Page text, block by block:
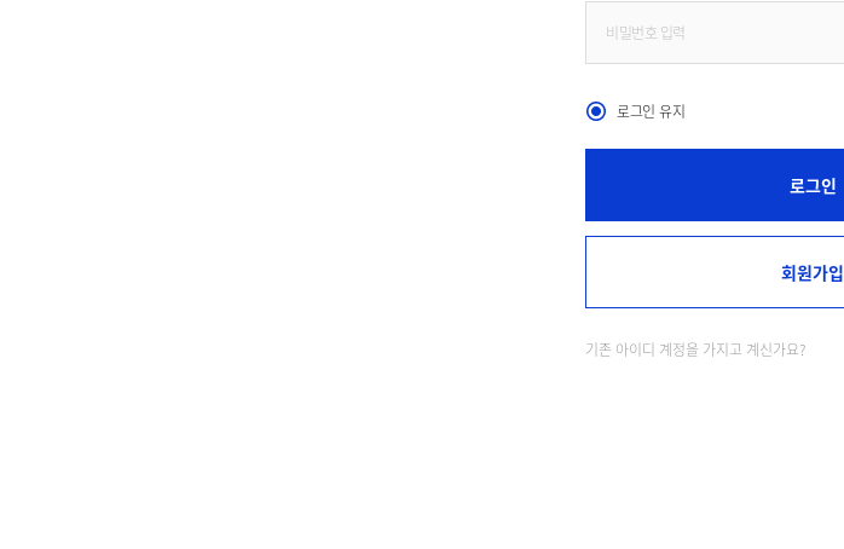
로그인 유지
로그인
회원가입
기존 아이디 계정을 가지고 계신가요?